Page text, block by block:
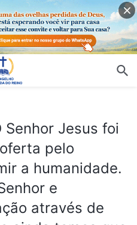
Senhor Jesus foi
pelo
a humanidade.
e
através de